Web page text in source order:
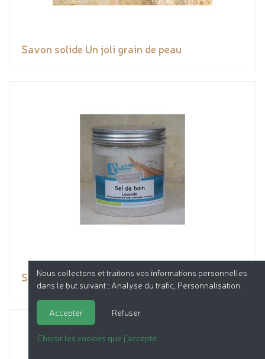
Savon solide Un joli grain de peau
Sel de bain
Nous collectons et traitons vos informations personnelles
dans le but suivant : Analyse du trafic, Personnalisation
Accepter Refuser
Choisir les cookies que j'accepte